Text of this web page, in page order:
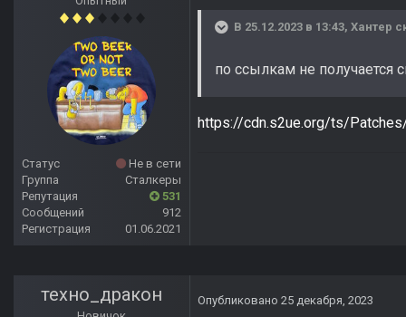
Статус
Не в сети
Группа
Сталкеры
Репутация
531
Сообщений
912
Регистрация
01.06.2021
В 25.12.2023 в 13:43, Хантер
по ссылкам не получается
https://cdn.s2ue.org/ts/
техно_дракон Опубликовано 25 декабря, 2023